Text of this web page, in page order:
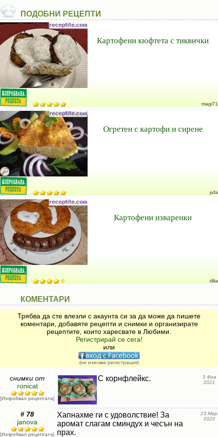
ПОДОБНИ РЕЦЕПТИ
Картофени кюфтета с тиквички
magi71
Огретен с картофи и сирене
jufa
Картофени изваренки
tillia
КОМЕНТАРИ
Трябва да сте влезли с акаунта си за да може да пишете
коментари, добавяте рецепти и снимки и организирате
рецептите, които харесвате в Любими.
Регистрирай се сега!
или
(не изисква регистрация)
снимки от
ronicat
[Изпробвал рецептата]
С корнфлейкс.
3 Фев
2021
# 78
janova
[Изпробвал рецептата]
Хапнахме ги с удоволствие! За
аромат слагам сминдух и чесън на
прах.
23 Мар
2020